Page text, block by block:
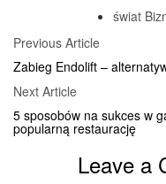
świat
Posts
navigation
Previous ArticlePrevious
Article
Zabieg Endolift –
Next ArticleNext
5 sposobów na sukces w
popularną restaurację
Leave a